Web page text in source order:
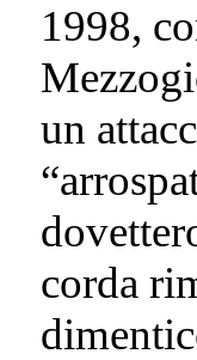
1998,
un
corda